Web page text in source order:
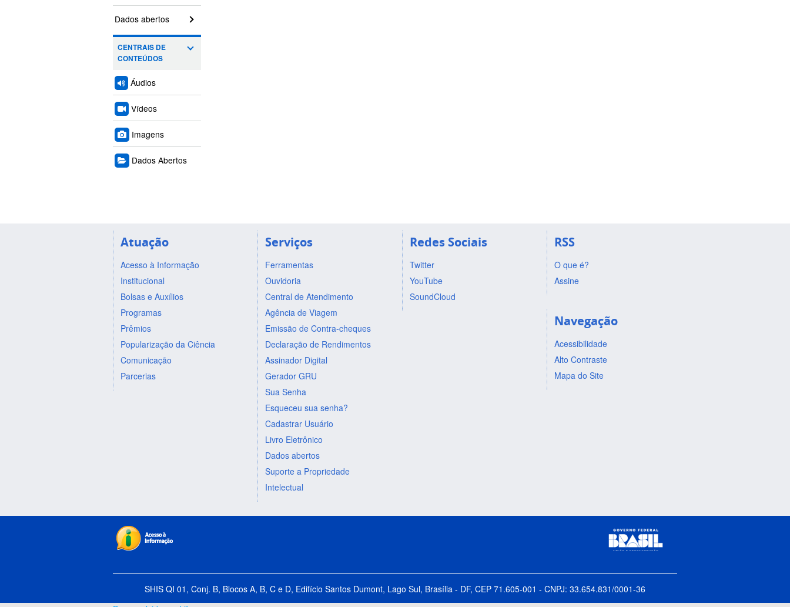
Dados abertos
CENTRAIS DE
CONTEÚDOS
Áudios
Vídeos
Imagens
Dados Abertos
Atuação
Acesso à Informação
Institucional
Bolsas e Auxílios
Programas
Prêmios
Popularização da Ciência
Comunicação
Parcerias
Serviços
Ferramentas
Ouvidoria
Central de Atendimento
Agência de Viagem
Emissão de Contra-cheques
Declaração de Rendimentos
Assinador Digital
Gerador GRU
Sua Senha
Esqueceu sua senha?
Cadastrar Usuário
Livro Eletrônico
Dados abertos
Suporte a Propriedade
Intelectual
Redes Sociais
Twitter
YouTube
SoundCloud
RSS
O que é?
Assine
Navegação
Acessibilidade
Alto Contraste
Mapa do Site
SHIS QI 01, Conj. B, Blocos A, B, C e D, Edifício Santos Dumont, Lago Sul, Brasília - DF, CEP 71.605-001 - CNPJ: 33.654.831/0001-36